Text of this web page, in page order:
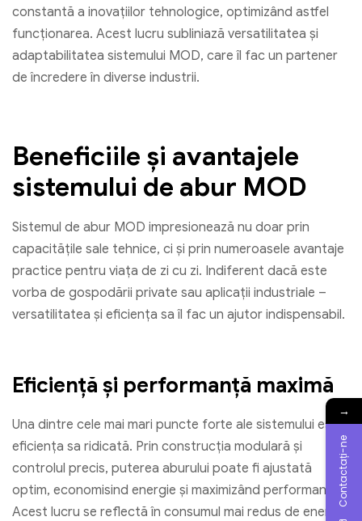
constantă a inovațiilor tehnologice, optimizând astfel
funcționarea. Acest lucru subliniază versatilitatea și
adaptabilitatea sistemului MOD, care îl fac un partener
de încredere în diverse industrii.
Beneficiile și avantajele
sistemului de abur MOD
Sistemul de abur MOD impresionează nu doar prin
capacitățile sale tehnice, ci și prin numeroasele avantaje
practice pentru viața de zi cu zi. Indiferent dacă este
vorba de gospodării private sau aplicații industriale –
versatilitatea și eficiența sa îl fac un ajutor indispensabil.
Eficiență și performanță maximă
Una dintre cele mai mari puncte forte ale sistemului este
eficiența sa ridicată. Prin construcția modulară și
controlul precis, puterea aburului poate fi ajustată
optim, economisind energie și maximizând performanța.
Acest lucru se reflectă în consumul mai redus de energie
→
Contactați-ne